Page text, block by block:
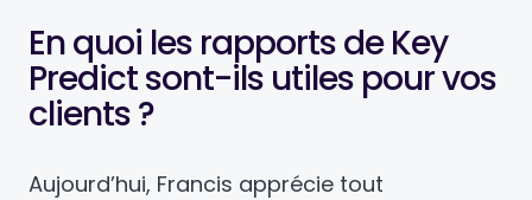
En quoi les rapports de Key
Predict sont-ils utiles pour vos
clients ?
Aujourd’hui, Francis apprécie tout